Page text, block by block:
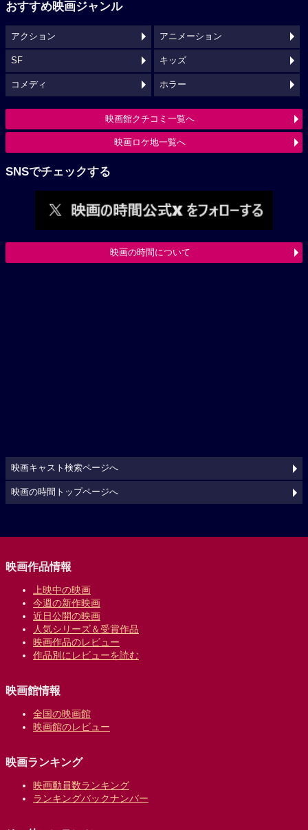
おすすめ映画ジャンル
アクション アニメーション
SF キッズ
コメディ ホラー
映画館クチコミ一覧へ
映画ロケ地一覧へ
SNSでチェックする
映画の時間について
映画キャスト検索ページへ
映画の時間トップページへ
映画作品情報
上映中の映画
今週の新作映画
近日公開の映画
人気シリーズ＆受賞作品
映画作品のレビュー
作品別にレビューを読む
映画館情報
全国の映画館
映画館のレビュー
映画ランキング
映画動員数ランキング
ランキングバックナンバー